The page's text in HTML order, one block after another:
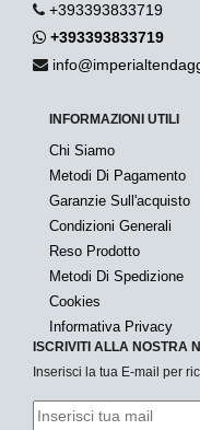
+393393833719
+393393833719
INFORMAZIONI UTILI
Chi Siamo
Metodi Di Pagamento
Garanzie Sull'acquisto
Condizioni Generali
Reso Prodotto
Metodi Di Spedizione
Cookies
Informativa Privacy
ISCRIVITI ALLA NOSTRA
Inserisci la tua E-mail per